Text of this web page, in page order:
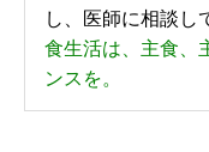
し、医師に相談し
食生活は、主食、
ンスを。